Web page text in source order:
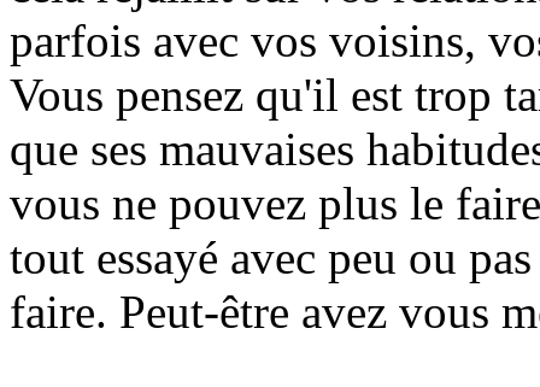
parfois avec vos voisins,
Vous pensez qu'il est trop
que ses mauvaises
vous ne pouvez plus le
tout essayé avec peu ou
faire. Peut-être avez vous